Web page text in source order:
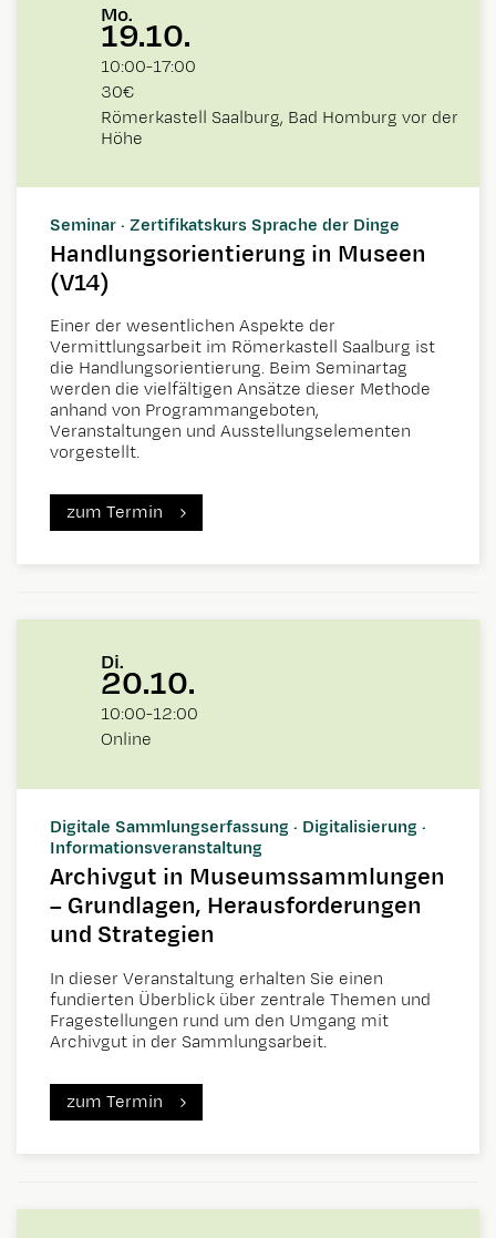
Mo.
19.10.
10:00-17:00
30€
Römerkastell Saalburg, Bad Homburg vor der
Höhe
Seminar · Zertifikatskurs Sprache der Dinge
Handlungsorientierung in Museen
(V14)
Einer der wesentlichen Aspekte der
Vermittlungsarbeit im Römerkastell Saalburg ist
die Handlungsorientierung. Beim Seminartag
werden die vielfältigen Ansätze dieser Methode
anhand von Programmangeboten,
Veranstaltungen und Ausstellungselementen
vorgestellt.
zum Termin
Di.
20.10.
10:00-12:00
Online
Digitale Sammlungserfassung · Digitalisierung ·
Informationsveranstaltung
Archivgut in Museumssammlungen
– Grundlagen, Herausforderungen
und Strategien
In dieser Veranstaltung erhalten Sie einen
fundierten Überblick über zentrale Themen und
Fragestellungen rund um den Umgang mit
Archivgut in der Sammlungsarbeit.
zum Termin